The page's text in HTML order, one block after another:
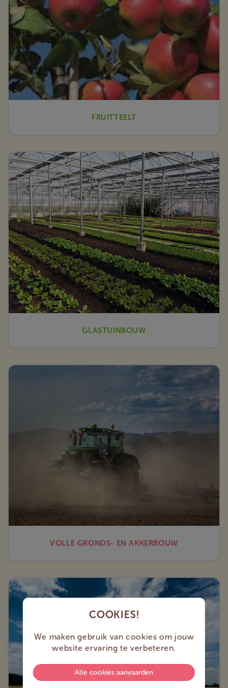
FRUITTEELT
GLASTUINBOUW
VOLLE GRONDS- EN AKKERBOUW
COOKIES!
We maken gebruik van cookies om jouw
website ervaring te verbeteren.
Alle cookies aanvaarden